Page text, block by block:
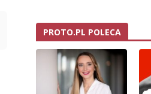
PROTO.PL POLECA